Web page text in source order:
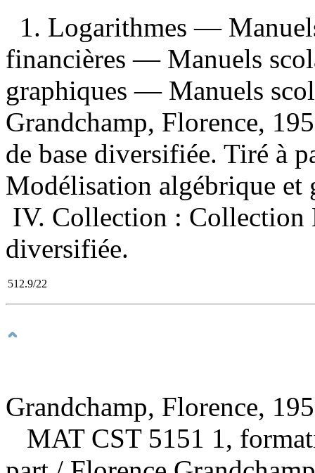
1. Logarithmes —
financières — Manuels
graphiques — Manuels
Grandchamp, Florence,
de base diversifiée. Tiré à
Modélisation algébrique et
IV. Collection : Collection
diversifiée.
512.9/22
Grandchamp, Florence,
MAT CST 5151 1,